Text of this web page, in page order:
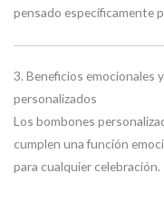
pensado específicamente
3. Beneficios emocionales
personalizados
Los bombones
cumplen una función
para cualquier celebración.